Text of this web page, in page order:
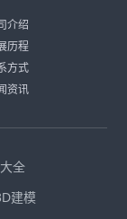
介绍
历程
方式
资讯
全
建模